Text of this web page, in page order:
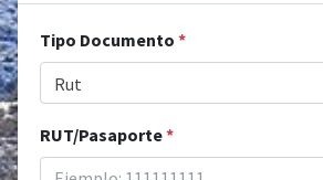
Tipo Documento *
Rut
RUT/Pasaporte*